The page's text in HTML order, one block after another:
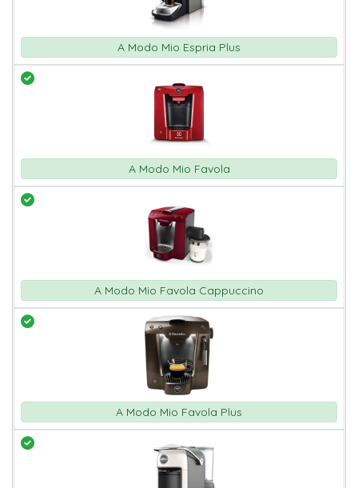
A Modo Mio Espria Plus
A Modo Mio Favola
A Modo Mio Favola Cappuccino
A Modo Mio Favola Plus